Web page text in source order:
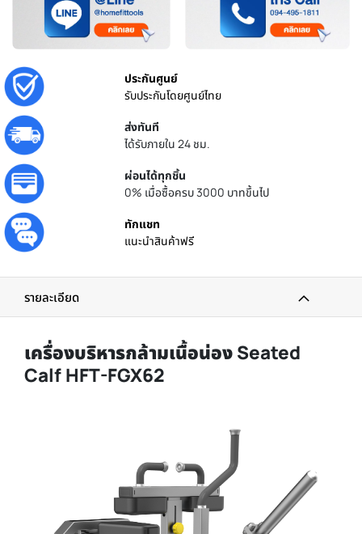
ประกันศูนย์
รับประกันโดยศูนย์ไทย
ส่งทันที
ได้รับภายใน 24 ชม.
ผ่อนได้ทุกชิ้น
0% เมื่อซื้อครบ 3000 บาทขึ้นไป
ทักแชท
แนะนำสินค้าฟรี
รายละเอียด
เครื่องบริหารกล้ามเนื้อน่อง Seated
Calf HFT-FGX62